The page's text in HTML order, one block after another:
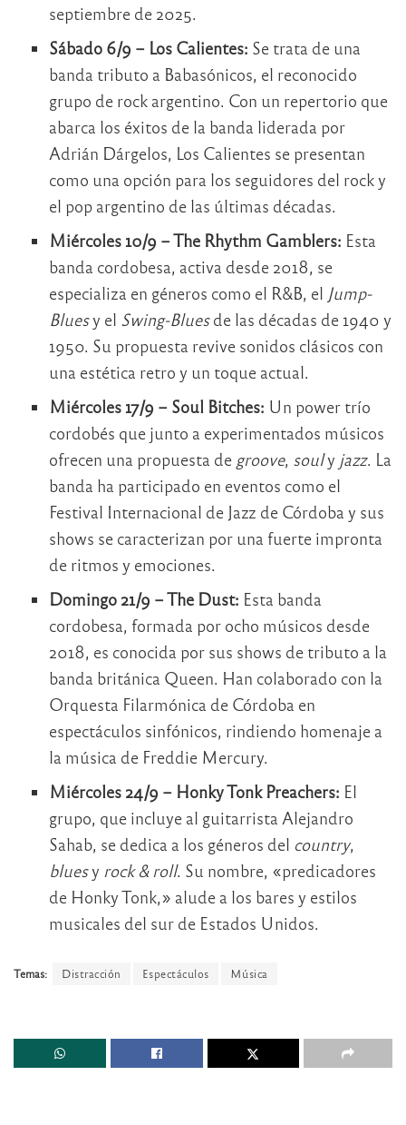
septiembre de 2025.
Sábado 6/9 – Los Calientes: Se trata de una
banda tributo a Babasónicos, el reconocido
grupo de rock argentino. Con un repertorio que
abarca los éxitos de la banda liderada por
Adrián Dárgelos, Los Calientes se presentan
como una opción para los seguidores del rock y
el pop argentino de las últimas décadas.
Miércoles 10/9 – The Rhythm Gamblers: Esta
banda cordobesa, activa desde 2018, se
especializa en géneros como el R&B, el Jump-
Bluesy el Swing-Bluesde las décadas de 1940 y
1950. Su propuesta revive sonidos clásicos con
una estética retro y un toque actual.
Miércoles 17/9 – Soul Bitches: Un power trío
cordobés que junto a experimentados músicos
ofrecen una propuesta de groove, souly jazz. La
banda ha participado en eventos como el
Festival Internacional de Jazz de Córdoba y sus
shows se caracterizan por una fuerte impronta
de ritmos y emociones.
Domingo 21/9 – The Dust: Esta banda
cordobesa, formada por ocho músicos desde
2018, es conocida por sus shows de tributo a la
banda británica Queen. Han colaborado con la
Orquesta Filarmónica de Córdoba en
espectáculos sinfónicos, rindiendo homenaje a
la música de Freddie Mercury.
Miércoles 24/9 – Honky Tonk Preachers: El
grupo, que incluye al guitarrista Alejandro
Sahab, se dedica a los géneros del country,
bluesy rock & roll. Su nombre, «predicadores
de Honky Tonk,» alude a los bares y estilos
musicales del sur de Estados Unidos.
Temas: Distracción Espectáculos Música